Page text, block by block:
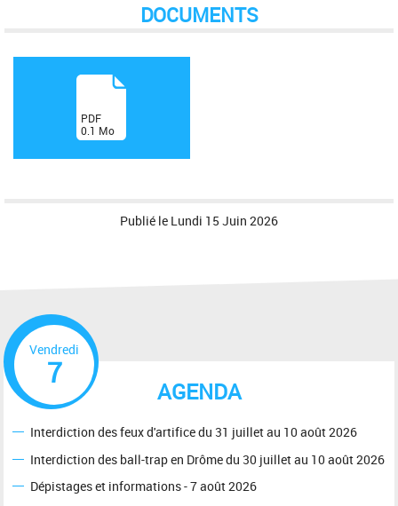
DOCUMENTS
(PDF
0.1 Mo
)
Publié le Lundi 15 Juin 2026
AGENDA
Vendredi
7
Interdiction des feux d'artifice du 31 juillet au 10 août 2026
Interdiction des ball-trap en Drôme du 30 juillet au 10 août 2026
Dépistages et informations - 7 août 2026